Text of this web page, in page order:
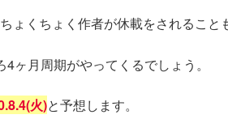
ょくちょく作者が休載をされること
ヶ月周期がやってくるでしょう。
火)と予想します。